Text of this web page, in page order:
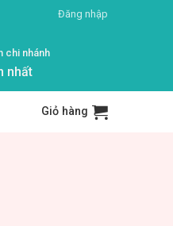
Đăng nhập
chi nhánh
nhất
Giỏ hàng